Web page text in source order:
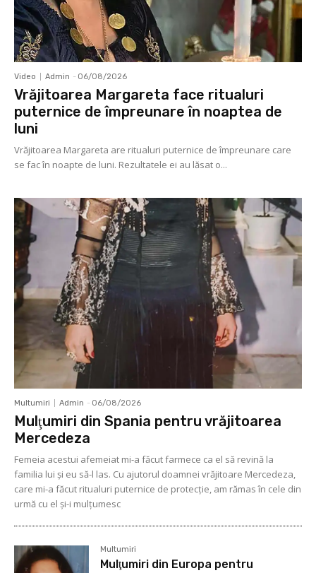
Video Admin - 06/08/2026
Vrăjitoarea Margareta face ritualuri
puternice de împreunare în noaptea de
luni
Vrăjitoarea Margareta are ritualuri puternice de împreunare care
se fac în noapte de luni. Rezultatele ei au lăsat o...
Multumiri Admin - 06/08/2026
Mulţumiri din Spania pentru vrăjitoarea
Mercedeza
Femeia acestui afemeiat mi-a făcut farmece ca el să revină la
familia lui şi eu să-l las. Cu ajutorul doamnei vrăjitoare Mercedeza,
care mi-a făcut ritualuri puternice de protecţie, am rămas în cele din
urmă cu el şi-i mulţumesc
Multumiri
Mulţumiri din Europa pentru